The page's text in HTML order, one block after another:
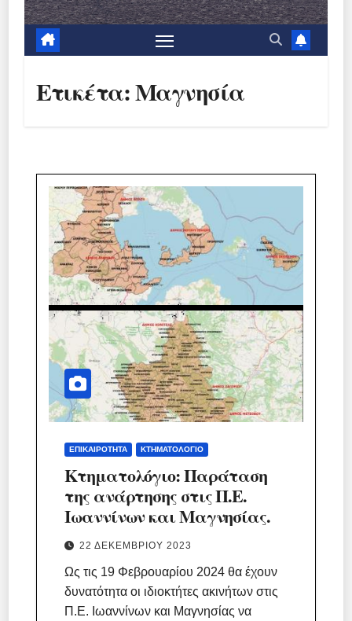
Ετικέτα:Μαγνησία
ΕΠΙΚΑΙΡΌΤΗΤΑ ΚΤΗΜΑΤΟΛΌΓΙΟ
Κτηματολόγιο: Παράταση
της ανάρτησης στις Π.Ε.
Ιωαννίνων και Μαγνησίας.
22 ΔΕΚΕΜΒΡΊΟΥ 2023
Ως τις 19 Φεβρουαρίου 2024 θα έχουν
δυνατότητα οι ιδιοκτήτες ακινήτων στις
Π.Ε. Ιωαννίνων και Μαγνησίας να